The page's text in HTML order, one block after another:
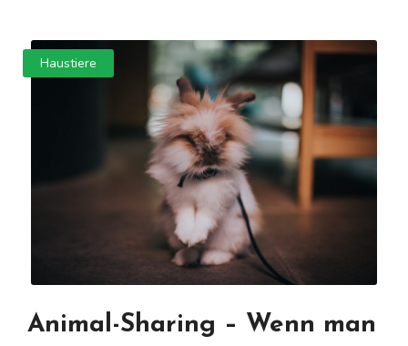
Haustiere
Animal-Sharing – Wenn man